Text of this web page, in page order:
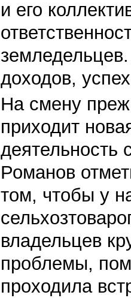
и его
доходов,
На смену
приходит
деятельность
Романов
том, чтобы у
владельцев
проблемы,
проходила